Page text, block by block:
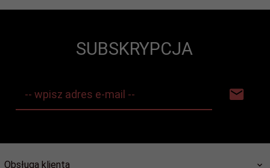
SUBSKRYPCJA
-- wpisz adres e-mail --
Obsługa klienta